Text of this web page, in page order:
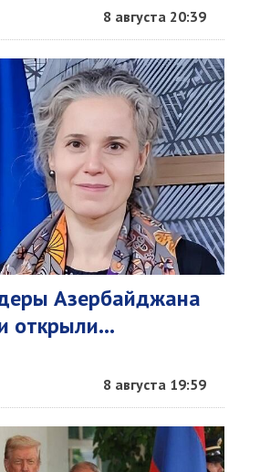
8 августа 20:39
Азербайджана
открыли...
8 августа 19:59